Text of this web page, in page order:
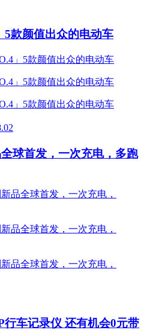
5款颜值出众的电动车
球首发，一次充电，多跑
行车记录仪 还有机会0元带